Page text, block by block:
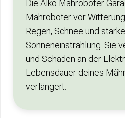
Die Alko Mähroboter
Mähroboter vor
Regen, Schnee und
Sonneneinstrahlung. Sie
und Schäden an der
Lebensdauer deines
verlängert.